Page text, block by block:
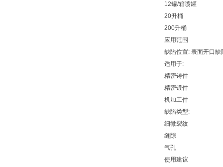
12罐/箱喷罐
20升桶 01-
200升桶
应用范围
缺陷位置: 表面开口缺
适用于:
精密铸件
精密锻件
机加工件
缺陷类型:
细微裂纹
缝隙
气孔
使用建议